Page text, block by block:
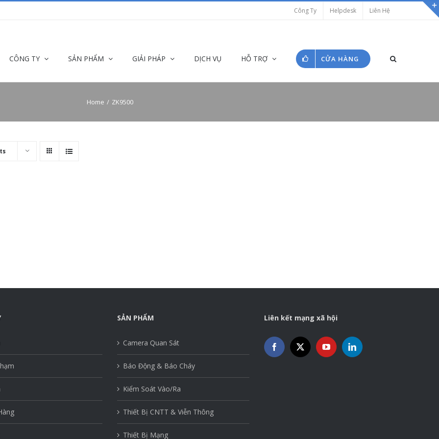
Công Ty Helpdesk Liên Hệ
CÔNG TY SẢN PHẨM GIẢI PHÁP DỊCH VỤ HỖ TRỢ CỬA HÀNG
Home ZK9500
SẢN PHẨM
Camera Quan Sát
Báo Động & Báo Cháy
Kiểm Soát Vào/Ra
Thiết Bị CNTT & Viễn Thông
Thiết Bị Mạng
Liên kết mạng xã hội